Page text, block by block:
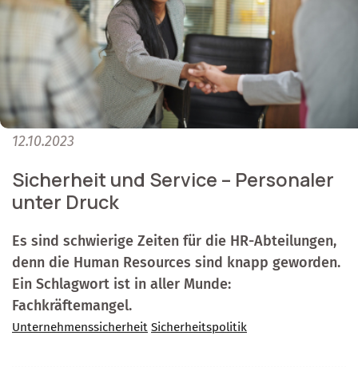
12.10.2023
Sicherheit und Service – Personaler
unter Druck
Es sind schwierige Zeiten für die HR-Abteilungen,
denn die Human Resources sind knapp geworden.
Ein Schlagwort ist in aller Munde:
Fachkräftemangel.
Unternehmenssicherheit Sicherheitspolitik